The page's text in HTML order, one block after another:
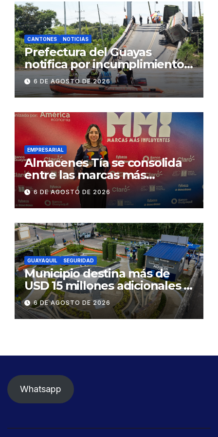
CANTONES NOTICIAS
Prefectura del Guayas
notifica por incumplimiento
contractual a la
Concesionaria CONORTE y
exige celeridad en
desmontaje del puente
Gonzalo Icaza Cornejo, en
Daule
6 DE AGOSTO DE 2026
EMPRESARIAL
Almacenes Tía se consolida
entre las marcas más
influyentes del Ecuador
6 DE AGOSTO DE 2026
GUAYAQUIL SEGURIDAD
Municipio destina más de
USD 15 millones adicionales a
SEGURA EP para fortalecer la
seguridad ciudadana
6 DE AGOSTO DE 2026
Whatsapp